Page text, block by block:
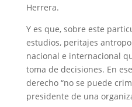
Herrera.
Y es que, sobre este
estudios, peritajes
nacional e internacional
toma de decisiones. En
derecho “no se puede
presidente de una